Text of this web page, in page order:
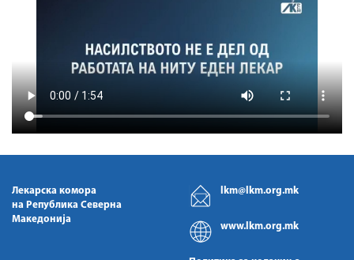
Лекарска комора
на Република Северна
Македонија
lkm@lkm.org.mk
www.lkm.org.mk